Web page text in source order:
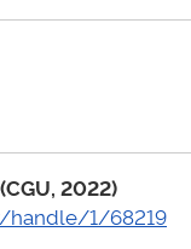
2022)
handle/1/68219